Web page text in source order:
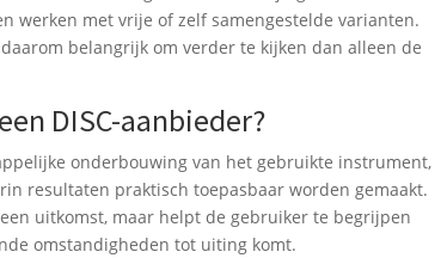
werken met vrije of zelf samengestelde varianten.
belangrijk om verder te kijken dan alleen de
DISC-aanbieder?
onderbouwing van het gebruikte instrument,
resultaten praktisch toepasbaar worden gemaakt.
uitkomst, maar helpt de gebruiker te begrijpen
omstandigheden tot uiting komt.